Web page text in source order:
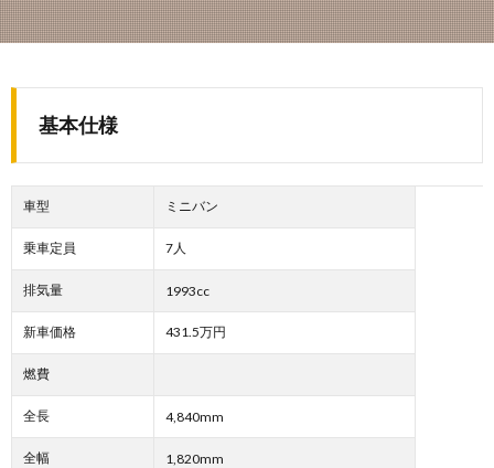
基本仕様
車型 ミニバン
乗車定員 7人
排気量 1993cc
新車価格 431.5万円
燃費
全長 4,840mm
全幅 1,820mm